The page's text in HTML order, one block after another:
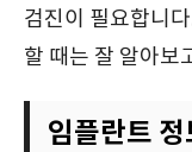
검진이 필요합니
할 때는 잘 알아보
임플란트 정